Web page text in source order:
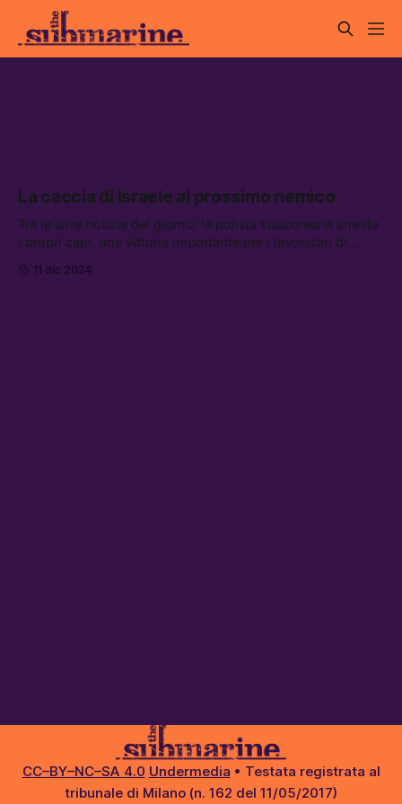
La caccia di Israele al prossimo nemico
Tra le altre notizie del giorno: la polizia sudcoreana arresta
i propri capi, una vittoria importante per i lavoratori di
digitale di Luigi Mangione
11 dic 2024
CC–BY–NC–SA 4.0 Undermedia • Testata registrata al
tribunale di Milano (n. 162 del 11/05/2017)